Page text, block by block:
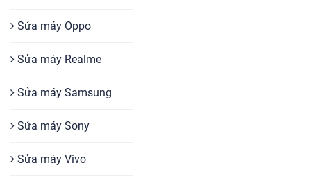
Sửa máy Oppo
Sửa máy Realme
Sửa máy Samsung
Sửa máy Sony
Sửa máy Vivo